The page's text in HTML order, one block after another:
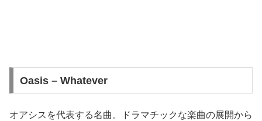
Oasis – Whatever
オアシスを代表する名曲。ドラマチックな楽曲の展開から